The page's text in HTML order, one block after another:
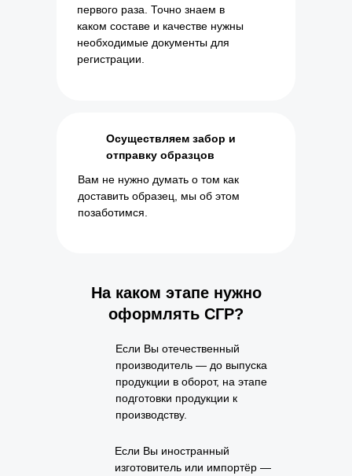
первого раза. Точно знаем в
каком составе и качестве нужны
необходимые документы для
регистрации.
Осуществляем забор и
отправку образцов
Вам не нужно думать о том как
доставить образец, мы об этом
позаботимся.
Если Вы отечественный
производитель — до выпуска
продукции в оборот, на этапе
подготовки продукции к
производству.
Если Вы иностранный
изготовитель или импортёр —
На каком этапе нужно
оформлять СГР?